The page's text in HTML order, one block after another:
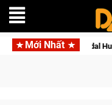
Mới NhấtMedal Hunter: